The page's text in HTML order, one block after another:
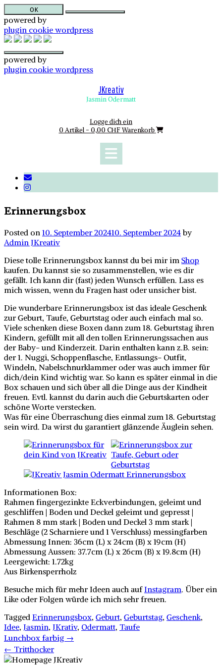
OK
powered by
plugin cookie wordpress
powered by
plugin cookie wordpress
JKreativ
Jasmin Odermatt
Logge dich ein
0 Artikel - 0,00 CHFWarenkorb
Erinnerungsbox
Posted on 10. September 202410. September 2024by
Admin JKreativ
Diese tolle Erinnerungsbox kannst du bei mir im Shop
kaufen. Du kannst sie so zusammenstellen, wie es dir
gefällt. Ich kann dir (fast) jeden Wunsch erfüllen. Lass es
mich wissen, wenn du Fragen hast oder unsicher bist.
Die wunderbare Erinnerungsbox ist das ideale Geschenk
zur Geburt, Taufe, Geburtstag oder auch einfach mal so.
Viele schenken diese Boxen dann zum 18. Geburtstag ihren
Kindern, gefüllt mit all den tollen Erinnerungssachen aus
der Baby- und Kinderzeit. Darin enthalten kann z.B. sein:
der 1. Nuggi, Schoppenflasche, Entlassungs- Outfit,
Windeln, Nabelschnurklammer oder was auch immer für
dich/dein Kind wichtig war. So kann es später einmal in die
Box schauen und sich über all die Dinge aus der Kindheit
freuen. Evtl. kannst du darin auch die Geburtskarten oder
schöne Worte verstecken.
Was für eine Überraschung dies einmal zum 18. Geburtstag
sein wird. Da wirst du garantiert glänzende Äuglein sehen.
Informationen Box:
Rahmen fingergezinkte Eckverbindungen, geleimt und
geschliffen | Boden und Deckel geleimt und gepresst |
Rahmen 8 mm stark | Boden und Deckel 3 mm stark |
Beschläge (2 Scharniere und 1 Verschluss) messingfarben
Abmessung Innen: 36cm (L) x 24cm (B) x 19cm (H)
Abmessung Aussen: 37.7cm (L) x 26cm (B) x 19.8cm (H)
Leergewicht: 1.72kg
Aus Birkensperrholz
Besuche mich für mehr Ideen auch aufInstagram. Über ein
Like oder Folgen würde ich mich sehr freuen.
Tagged Erinnerungsbox, Geburt, Geburtstag, Geschenk,
Idee, Jasmin, JKrativ, Odermatt, Taufe
Post
navigation
Lunchbox farbig →
← Tritthocker